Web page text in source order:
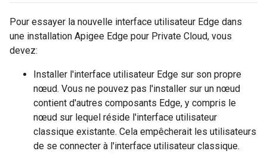
Pour essayer la nouvelle interface utilisateur Edge dans
une installation Apigee Edge pour Private Cloud, vous
devez:
Installer l'interface utilisateur Edge sur son propre
nœud. Vous ne pouvez pas l'installer sur un nœud
contient d'autres composants Edge, y compris le
nœud sur lequel réside l'interface utilisateur
classique existante. Cela empêcherait les utilisateurs
de se connecter à l'interface utilisateur classique.